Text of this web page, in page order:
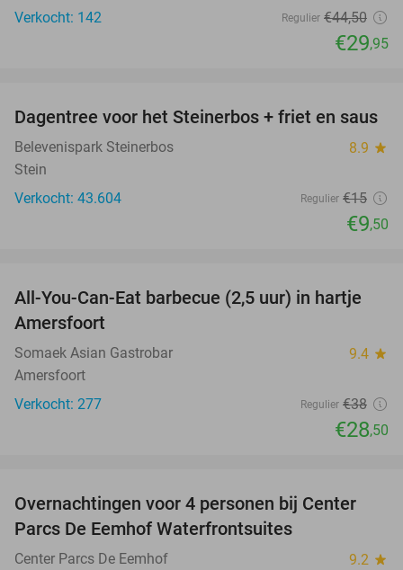
Verkocht: 142 Regulier €44,50
€29,95
37%
Dagentree voor het Steinerbos + friet en saus
Belevenispark Steinerbos 8.9 star
Stein
Verkocht: 43.604
Regulier €15
€9,50
25%
All-You-Can-Eat barbecue (2,5 uur) in hartje
Amersfoort
Somaek Asian Gastrobar 9.4 star
Amersfoort
Verkocht: 277
Regulier €38
€28,50
Overnachtingen voor 4 personen bij Center
Parcs De Eemhof Waterfrontsuites
Center Parcs De Eemhof 9.2 star